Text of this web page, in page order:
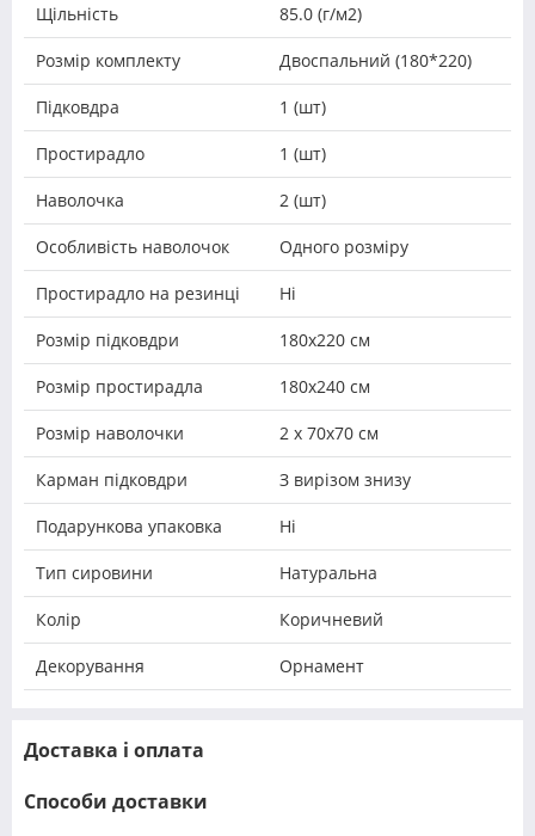
Щільність 85.0 (г/м2)
Розмір комплекту Двоспальний (180*220)
Підковдра 1 (шт)
Простирадло 1 (шт)
Наволочка 2 (шт)
Особливість наволочок Одного розміру
Простирадло на резинці Ні
Розмір підковдри 180х220 см
Розмір простирадла 180x240 см
Розмір наволочки 2 х 70х70 см
Карман підковдри З вирізом знизу
Подарункова упаковка Ні
Тип сировини Натуральна
Колір Коричневий
Декорування Орнамент
Доставка і оплата
Способи доставки